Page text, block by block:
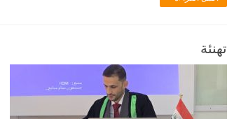
تهنئة